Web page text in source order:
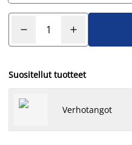
Suositellut tuotteet
Verhotangot